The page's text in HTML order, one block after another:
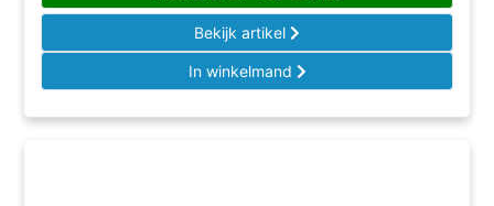
Bekijk artikel
In winkelmand